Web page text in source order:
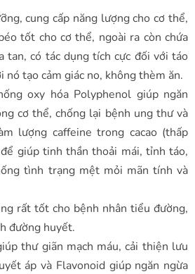
cung cấp năng lượng cho cơ thể,
tốt cho cơ thể, ngoài ra còn chứa
tan, có tác dụng tích cực đối với táo
nó tạo cảm giác no, không thèm ăn.
oxy hóa Polyphenol giúp ngăn
cơ thể, chống lại bệnh ung thư và
lượng caffeine trong cacao (thấp
giúp tinh thần thoải mái, tỉnh táo,
tình trạng mệt mỏi mãn tính và
rất tốt cho bệnh nhân tiểu đường,
đường huyết.
thư giãn mạch máu, cải thiện lưu
áp và Flavonoid giúp ngăn ngừa